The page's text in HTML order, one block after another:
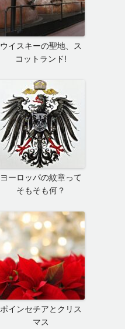
ウイスキーの聖地、ス
コットランド!
ヨーロッパの紋章って
そもそも何？
ポインセチアとクリス
マス